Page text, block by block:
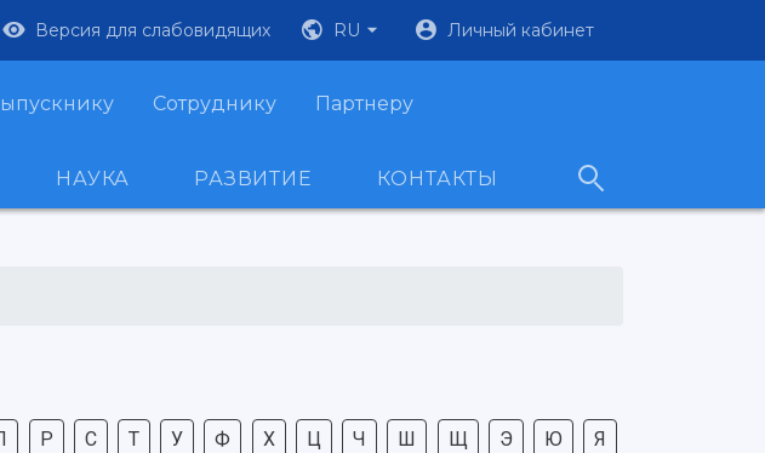
Версия для слабовидящих RU Личный кабинет
Сотруднику Партнеру
НАУКА РАЗВИТИЕ КОНТАКТЫ
Р С Т У Ф Х Ц Ч Ш Щ Э Ю Я